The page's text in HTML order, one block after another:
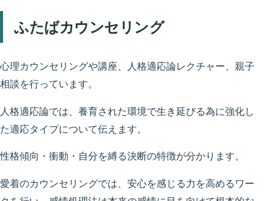
ふたばカウンセリング
心理カウンセリングや講座、人格適応論レクチャー、親子
相談を行っています。
人格適応論では、養育された環境で生き延びる為に強化し
た適応タイプについて伝えます。
性格傾向・衝動・自分を縛る決断の特徴が分かります。
愛着のカウンセリングでは、安心を感じる力を高めるワー